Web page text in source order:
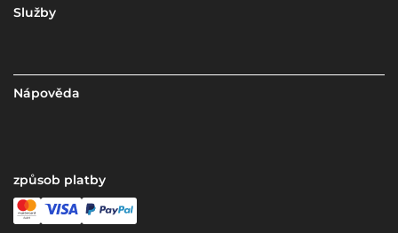
Služby
Nápověda
způsob platby